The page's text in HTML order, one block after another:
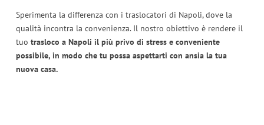
Sperimenta la differenza con i traslocatori di Napoli, dove la
qualità incontra la convenienza. Il nostro obiettivo è rendere il
tuo trasloco a Napoli il più privo di stress e conveniente
possibile, in modo che tu possa aspettarti con ansia la tua
nuova casa.